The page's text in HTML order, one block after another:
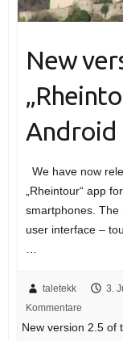
New
Android
We have now
„Rheintour“ app
smartphones. The
user interface –
taletekk 3.
Kommentare
New version 2.5 of